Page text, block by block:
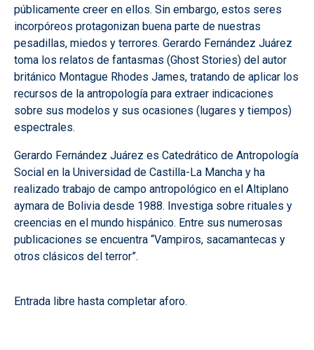
públicamente creer en ellos. Sin embargo, estos seres
incorpóreos protagonizan buena parte de nuestras
pesadillas, miedos y terrores. Gerardo Fernández Juárez
toma los relatos de fantasmas (Ghost Stories) del autor
británico Montague Rhodes James, tratando de aplicar los
recursos de la antropología para extraer indicaciones
sobre sus modelos y sus ocasiones (lugares y tiempos)
espectrales.
Gerardo Fernández Juárez es Catedrático de Antropología
Social en la Universidad de Castilla-La Mancha y ha
realizado trabajo de campo antropológico en el Altiplano
aymara de Bolivia desde 1988. Investiga sobre rituales y
creencias en el mundo hispánico. Entre sus numerosas
publicaciones se encuentra “Vampiros, sacamantecas y
otros clásicos del terror”.
Entrada libre hasta completar aforo.